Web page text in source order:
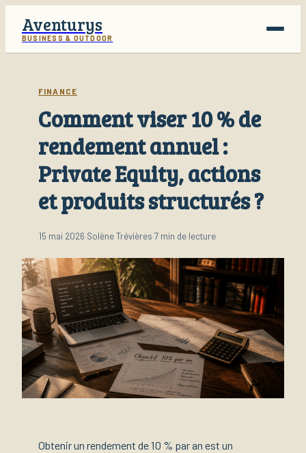
Aventurys
BUSINESS & OUTDOOR
Business
Finance
Lifestyle
FINANCE
Comment viser 10 % de
rendement annuel :
Private Equity, actions
et produits structurés ?
15 mai 2026·Solène Trévières·7 min de lecture
Obtenir un rendement de 10 % par an est un